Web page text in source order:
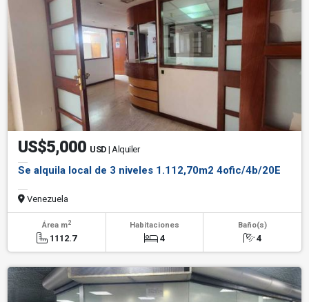
US$5,000 USD | Alquiler
Se alquila local de 3 niveles 1.112,70m2 4ofic/4b/20E
Venezuela
Área m2
1112.7
Habitaciones
4
Baño(s)
4